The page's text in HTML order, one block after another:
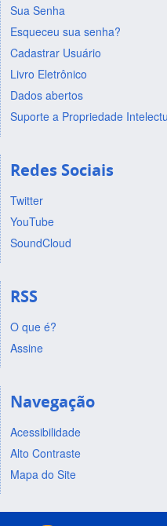
Sua Senha
Esqueceu sua senha?
Cadastrar Usuário
Livro Eletrônico
Dados abertos
Suporte a Propriedade
Redes Sociais
Twitter
YouTube
SoundCloud
RSS
O que é?
Assine
Navegação
Acessibilidade
Alto Contraste
Mapa do Site